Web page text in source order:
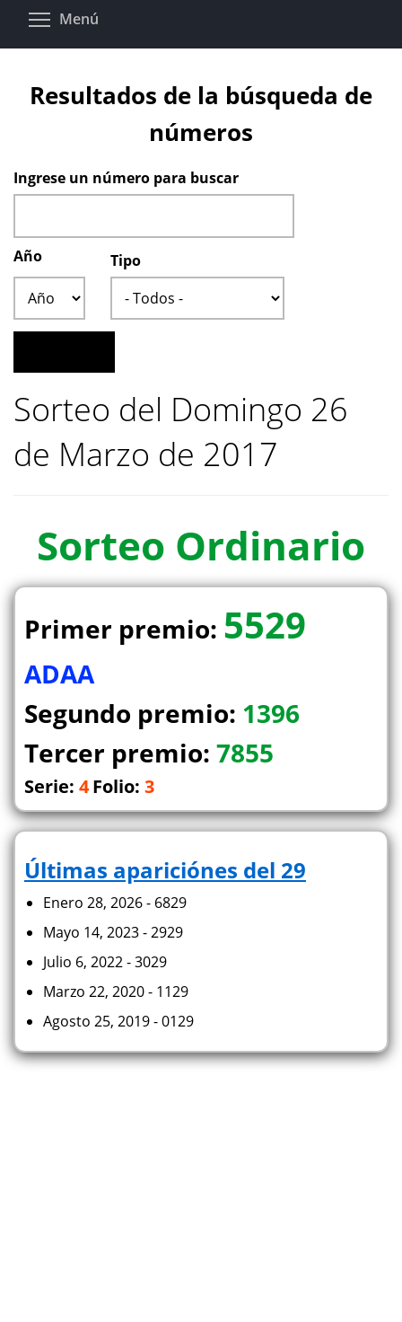
Pasar
Menú
Resultados de la búsqueda de
números
Ingrese un número para buscar
Año
Tipo
Sorteo del Domingo 26
de Marzo de 2017
Sorteo Ordinario
Primer premio: 5529
ADAA
Segundo premio: 1396
Tercer premio: 7855
Serie: 4Folio: 3
Últimas apariciónes del 29
Enero 28, 2026 - 6829
Mayo 14, 2023 - 2929
Julio 6, 2022 - 3029
Marzo 22, 2020 - 1129
Agosto 25, 2019 - 0129